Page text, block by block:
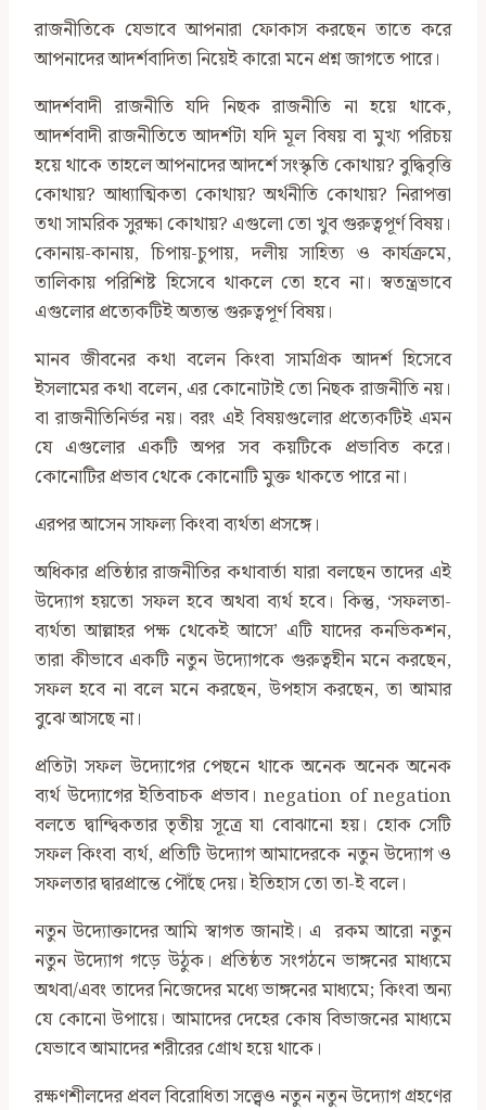
রাজনীতিকে যেভাবে আপনারা ফোকাস করছেন তাতে করে
আপনাদের আদর্শবাদিতা নিয়েই কারো মনে প্রশ্ন জাগতে পারে।
আদর্শবাদী রাজনীতি যদি নিছক রাজনীতি না হয়ে থাকে,
আদর্শবাদী রাজনীতিতে আদর্শটা যদি মূল বিষয় বা মুখ্য পরিচয়
হয়ে থাকে তাহলে আপনাদের আদর্শে সংস্কৃতি কোথায়? বুদ্ধিবৃত্তি
কোথায়? আধ্যাত্মিকতা কোথায়? অর্থনীতি কোথায়? নিরাপত্তা
তথা সামরিক সুরক্ষা কোথায়? এগুলো তো খুব গুরুত্বপূর্ণ বিষয়।
কোনায়-কানায়, চিপায়-চুপায়, দলীয় সাহিত্য ও কার্যক্রমে,
তালিকায় পরিশিষ্ট হিসেবে থাকলে তো হবে না। স্বতন্ত্রভাবে
এগুলোর প্রত্যেকটিই অত্যন্ত গুরুত্বপূর্ণ বিষয়।
মানব জীবনের কথা বলেন কিংবা সামগ্রিক আদর্শ হিসেবে
ইসলামের কথা বলেন, এর কোনোটাই তো নিছক রাজনীতি নয়।
বা রাজনীতিনির্ভর নয়। বরং এই বিষয়গুলোর প্রত্যেকটিই এমন
যে এগুলোর একটি অপর সব কয়টিকে প্রভাবিত করে।
কোনোটির প্রভাব থেকে কোনোটি মুক্ত থাকতে পারে না।
এরপর আসেন সাফল্য কিংবা ব্যর্থতা প্রসঙ্গে।
অধিকার প্রতিষ্ঠার রাজনীতির কথাবার্তা যারা বলছেন তাদের এই
উদ্যোগ হয়তো সফল হবে অথবা ব্যর্থ হবে। কিন্তু, ‘সফলতা-
ব্যর্থতা আল্লাহর পক্ষ থেকেই আসে’ এটি যাদের কনভিকশন,
তারা কীভাবে একটি নতুন উদ্যোগকে গুরুত্বহীন মনে করছেন,
সফল হবে না বলে মনে করছেন, উপহাস করছেন, তা আমার
বুঝে আসছে না।
প্রতিটা সফল উদ্যোগের পেছনে থাকে অনেক অনেক অনেক
ব্যর্থ উদ্যোগের ইতিবাচক প্রভাব। negation of negation
বলতে দ্বান্দ্বিকতার তৃতীয় সূত্রে যা বোঝানো হয়। হোক সেটি
সফল কিংবা ব্যর্থ, প্রতিটি উদ্যোগ আমাদেরকে নতুন উদ্যোগ ও
সফলতার দ্বারপ্রান্তে পৌঁছে দেয়। ইতিহাস তো তা-ই বলে।
নতুন উদ্যোক্তাদের আমি স্বাগত জানাই। এ রকম আরো নতুন
নতুন উদ্যোগ গড়ে উঠুক। প্রতিষ্ঠত সংগঠনে ভাঙ্গনের মাধ্যমে
অথবা/এবং তাদের নিজেদের মধ্যে ভাঙ্গনের মাধ্যমে; কিংবা অন্য
যে কোনো উপায়ে। আমাদের দেহের কোষ বিভাজনের মাধ্যমে
যেভাবে আমাদের শরীরের গ্রোথ হয়ে থাকে।
রক্ষণশীলদের প্রবল বিরোধিতা সত্ত্বেও নতুন নতুন উদ্যোগ গ্রহণের